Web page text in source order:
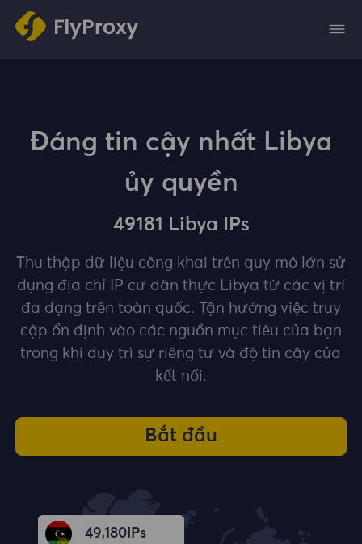
Đáng tin cậy nhất Libya
ủy quyền
49181 Libya IPs
Thu thập dữ liệu công khai trên quy mô lớn sử
dụng địa chỉ IP cư dân thực Libya từ các vị trí
đa dạng trên toàn quốc. Tận hưởng việc truy
cập ổn định vào các nguồn mục tiêu của bạn
trong khi duy trì sự riêng tư và độ tin cậy của
kết nối.
Bắt đầu
49,181IPs